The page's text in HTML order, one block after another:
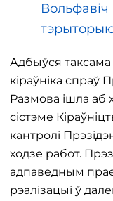
тэрыторыю
Адбыўся таксама
кіраўніка спраў
Размова ішла аб
сістэме
кантролі
ходзе работ.
адпаведным
рэалізацыі ў